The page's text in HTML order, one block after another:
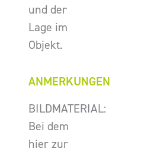
und der
Lage im
Objekt.
ANMERKUNGEN
BILDMATERIAL:
Bei dem
hier zur